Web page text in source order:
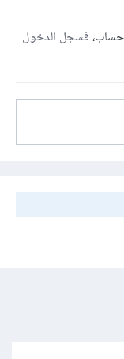
حساب،فسجل الدخول